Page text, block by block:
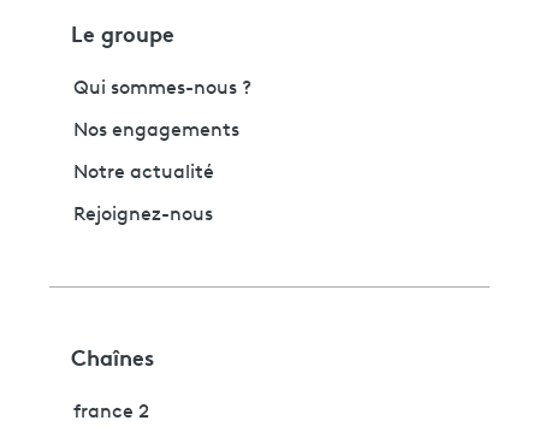
Le groupe
Qui sommes-nous ?
Nos engagements
Notre actualité
Rejoignez-nous
Chaînes
france 2